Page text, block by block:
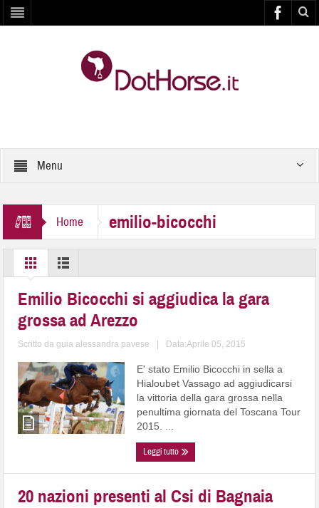
Menu
Home emilio-bicocchi
Emilio Bicocchi si aggiudica la gara
grossa ad Arezzo
Scritto daguia alessandra pavese Data:Aprile 05, 2015
E' stato Emilio Bicocchi in sella a
Hialoubet Vassago ad aggiudicarsi
la vittoria della gara grossa nella
penultima giornata del Toscana Tour
2015. ...
Leggi tutto
20 nazioni presenti al Csi di Bagnaia